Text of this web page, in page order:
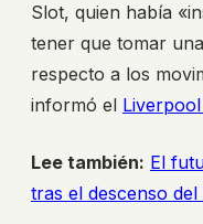
Slot, quien había
tener que tomar
respecto a los
informó el
Lee también: El
tras el descenso del